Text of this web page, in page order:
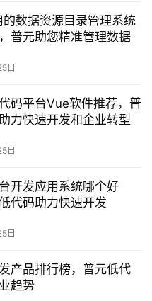
数据资源目录管理系统
普元助您精准管理数据
日
码平台Vue软件推荐，普
力快速开发和企业转型
日
开发应用系统哪个好
代码助力快速开发
日
产品排行榜，普元低代
趋势